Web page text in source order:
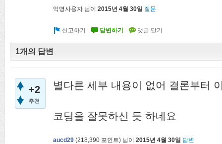
익명사용자 님이 2015년 4월 30일 질문
1개의 답변
+2
추천
별다른 세부 내용이 없어 결론부터
코딩을 잘못하신 듯 하네요
aucd29 (218,390 포인트) 님이 2015년 4월 30일 답변